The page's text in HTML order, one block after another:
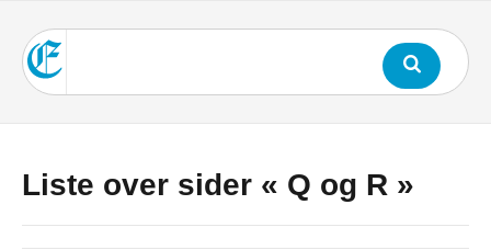
Liste over sider « Q og R »